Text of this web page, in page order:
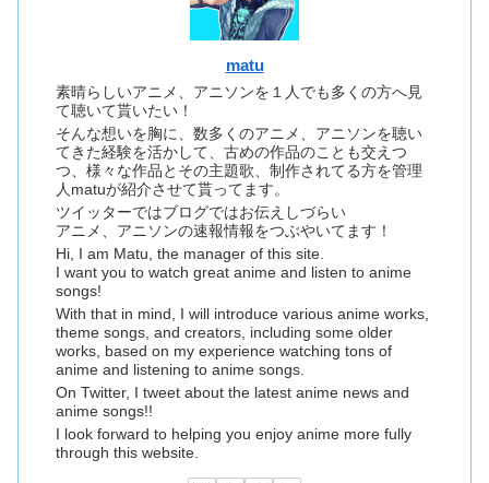
matu
素晴らしいアニメ、アニソンを１人でも多くの方へ見
て聴いて貰いたい！
そんな想いを胸に、数多くのアニメ、アニソンを聴い
てきた経験を活かして、古めの作品のことも交えつ
つ、様々な作品とその主題歌、制作されてる方を管理
人matuが紹介させて貰ってます。
ツイッターではブログではお伝えしづらい
アニメ、アニソンの速報情報をつぶやいてます！
Hi, I am Matu, the manager of this site.
I want you to watch great anime and listen to anime
songs!
With that in mind, I will introduce various anime works,
theme songs, and creators, including some older
works, based on my experience watching tons of
anime and listening to anime songs.
On Twitter, I tweet about the latest anime news and
anime songs!!
I look forward to helping you enjoy anime more fully
through this website.